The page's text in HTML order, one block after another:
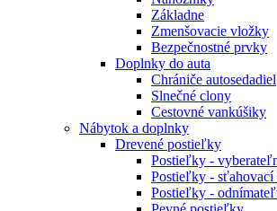
Základne
Zmenšovacie vložky
Bezpečnostné prvky
Doplnky do auta
Chrániče autosedadiel
Slnečné clony
Cestovné vankúšiky
Nábytok a doplnky
Drevené postieľky
Postieľky -
Postieľky - sťahovací
Postieľky -